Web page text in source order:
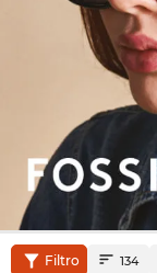
Filtro 134